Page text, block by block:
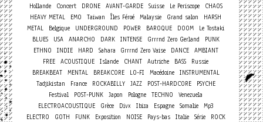
Hollande
Concert DRONE AVANT-GARDE Suisse Le Periscope
CHAOS
HEAVY METAL
EMO Taiwan Îles Féroé Malaysie Grand salon
HARSH
METAL
Belgique UNDERGROUND POWER BAROQUE DOOM
Le Tostaki
BLUES
USA ANARCHO DARK INTENSE Grrrnd Zero Gerland
PUNK
ETHNO
INDIE HARD Sahara Grrrnd Zero Vaise DANCE
AMBIANT
FREE ACOUSTIQUE Islande CHANT Autriche BASS
Russie
BREAKBEAT
MENTAL BREAKCORE LO-FI Macédoine
INSTRUMENTAL
Tadjikistan
France ROCKABILLY JAZZ POST-HARDCORE
PSYCHE
Festival
POST-PUNK Japon Pologne TECHNO
Venezuela
ELECTROACOUSTIQUE
Grèce Divx Ibiza Espagne Somalie Mp3
ELECTRO
GOTH FUNK Exposition NOISE Pays-bas Italie Série
ROCK